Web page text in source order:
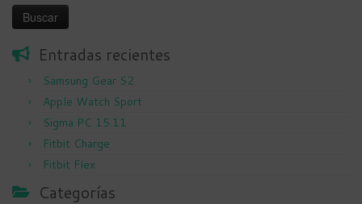
Entradas recientes
Samsung Gear S2
Apple Watch Sport
Sigma PC 15.11
Fitbit Charge
Fitbit Flex
Categorías